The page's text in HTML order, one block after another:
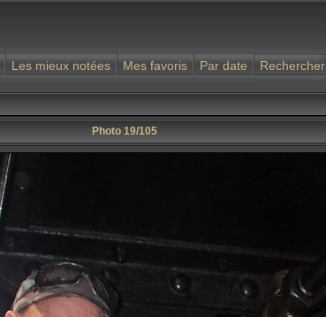
Les mieux notées Mes favoris Par date Rechercher
Photo 19/105